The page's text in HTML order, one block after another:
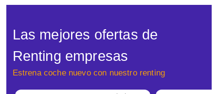
Las mejores ofertas de
Renting empresas
Estrena coche nuevo con nuestro renting